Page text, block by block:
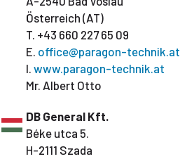
Österreich (AT)
T. +43 660 227 65 09
E. office@paragon-technik.at
I. www.paragon-technik.at
Mr. Albert Otto
DB General Kft.
Béke utca 5.
H-2111 Szada